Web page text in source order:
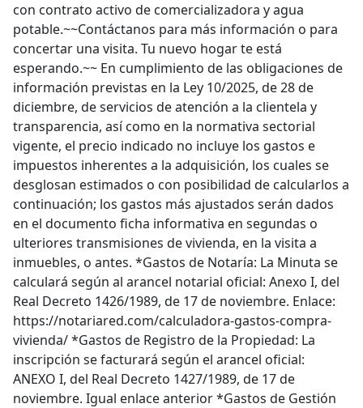
con contrato activo de comercializadora y agua
potable.~~Contáctanos para más información o para
concertar una visita. Tu nuevo hogar te está
esperando.~~ En cumplimiento de las obligaciones de
información previstas en la Ley 10/2025, de 28 de
diciembre, de servicios de atención a la clientela y
transparencia, así como en la normativa sectorial
vigente, el precio indicado no incluye los gastos e
impuestos inherentes a la adquisición, los cuales se
desglosan estimados o con posibilidad de calcularlos a
continuación; los gastos más ajustados serán dados
en el documento ficha informativa en segundas o
ulteriores transmisiones de vivienda, en la visita a
inmuebles, o antes. *Gastos de Notaría: La Minuta se
calculará según al arancel notarial oficial: Anexo I, del
Real Decreto 1426/1989, de 17 de noviembre. Enlace:
https://notariared.com/calculadora-gastos-compra-
vivienda/ *Gastos de Registro de la Propiedad: La
inscripción se facturará según el arancel oficial:
ANEXO I, del Real Decreto 1427/1989, de 17 de
noviembre. Igual enlace anterior *Gastos de Gestión